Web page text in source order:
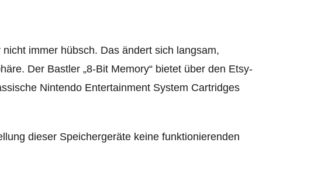
immer hübsch. Das ändert sich langsam,
Der Bastler „8-Bit Memory“ bietet über den Etsy-
Nintendo Entertainment System Cartridges
dieser Speichergeräte keine funktionierenden